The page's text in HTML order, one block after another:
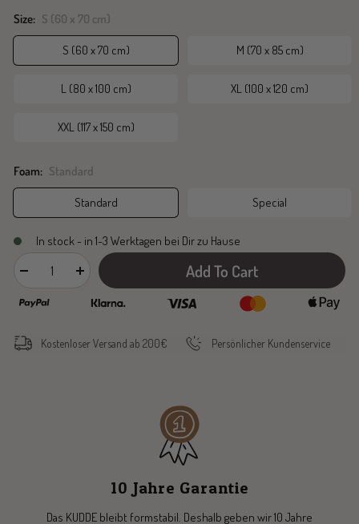
Size: S (60 x 70 cm)
S (60 x 70 cm) M (70 x 85 cm)
L (80 x 100 cm) XL (100 x 120 cm)
XXL (117 x 150 cm)
Foam: Standard
Standard Special
In stock - in 1-3 Werktagen bei Dir zu Hause
Decrease
quantity
Increase
quantity
Add To Cart
Kostenloser Versand ab 200€ Persönlicher Kundenservice
10 Jahre Garantie
Das KUDDE bleibt formstabil. Deshalb geben wir 10 Jahre